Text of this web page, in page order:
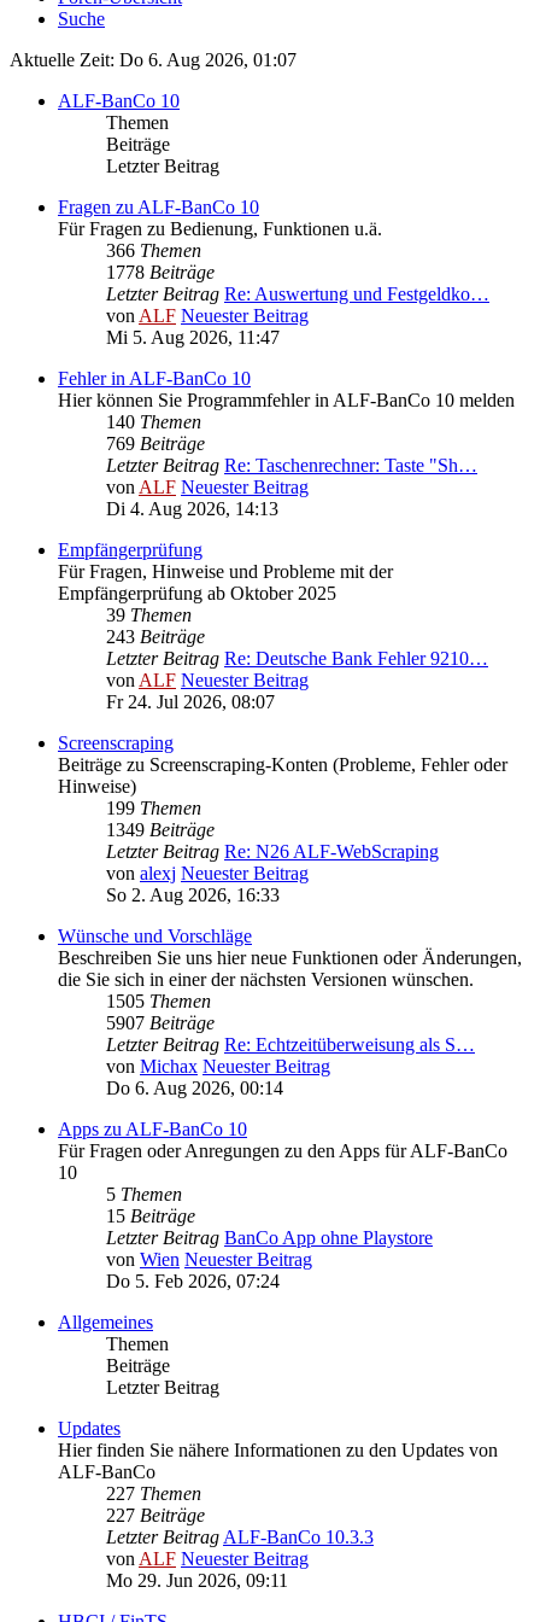
Suche
Aktuelle Zeit: Do 6. Aug 2026, 01:07
ALF-BanCo 10
Themen
Beiträge
Letzter Beitrag
Fragen zu ALF-BanCo 10
Für Fragen zu Bedienung, Funktionen u.ä.
366 Themen
1778 Beiträge
Letzter Beitrag Re: Auswertung und Festgeldko…
vonALF Neuester Beitrag
Mi 5. Aug 2026, 11:47
Fehler in ALF-BanCo 10
Hier können Sie Programmfehler in ALF-BanCo 10 melden
140 Themen
769 Beiträge
Letzter Beitrag Re: Taschenrechner: Taste "Sh…
vonALF Neuester Beitrag
Di 4. Aug 2026, 14:13
Empfängerprüfung
Für Fragen, Hinweise und Probleme mit der
Empfängerprüfung ab Oktober 2025
39 Themen
243 Beiträge
Letzter Beitrag Re: Deutsche Bank Fehler 9210…
vonALF Neuester Beitrag
Fr 24. Jul 2026, 08:07
Screenscraping
Beiträge zu Screenscraping-Konten (Probleme, Fehler oder
Hinweise)
199 Themen
1349 Beiträge
Letzter Beitrag Re: N26 ALF-WebScraping
von alexj Neuester Beitrag
So 2. Aug 2026, 16:33
Wünsche und Vorschläge
Beschreiben Sie uns hier neue Funktionen oder Änderungen,
die Sie sich in einer der nächsten Versionen wünschen.
1505 Themen
5907 Beiträge
Letzter Beitrag Re: Echtzeitüberweisung als S…
von Michax Neuester Beitrag
Do 6. Aug 2026, 00:14
Apps zu ALF-BanCo 10
Für Fragen oder Anregungen zu den Apps für ALF-BanCo
10
5 Themen
15 Beiträge
Letzter Beitrag BanCo App ohne Playstore
von Wien Neuester Beitrag
Do 5. Feb 2026, 07:24
Allgemeines
Themen
Beiträge
Letzter Beitrag
Updates
Hier finden Sie nähere Informationen zu den Updates von
ALF-BanCo
227 Themen
227 Beiträge
Letzter BeitragALF-BanCo 10.3.3
vonALF Neuester Beitrag
Mo 29. Jun 2026, 09:11